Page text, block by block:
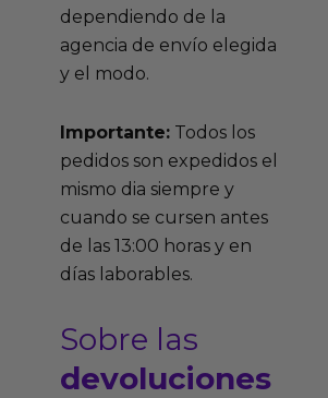
dependiendo de la
agencia de envío elegida
y el modo.
Importante:Todos los
pedidos son expedidos el
mismo dia siempre y
cuando se cursen antes
de las 13:00 horas y en
días laborables.
Sobre las
devoluciones